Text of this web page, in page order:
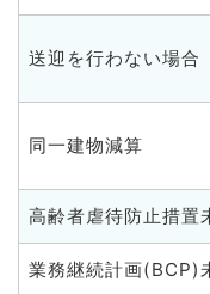
送迎を行わない場合
同一建物減算
高齢者虐待防止措置
業務継続計画(BCP)